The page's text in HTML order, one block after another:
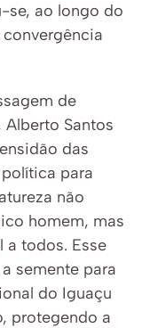
se, ao longo do
de
Alberto Santos
das
para
não
homem, mas
a todos. Esse
semente para
do Iguaçu
protegendo a